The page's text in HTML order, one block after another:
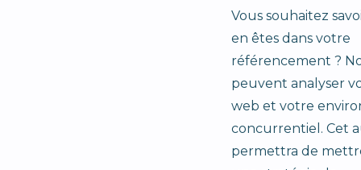
Vous souhaitez
en êtes dans votre
référencement ?
peuvent analyser
web et votre
concurrentiel. Cet
permettra de